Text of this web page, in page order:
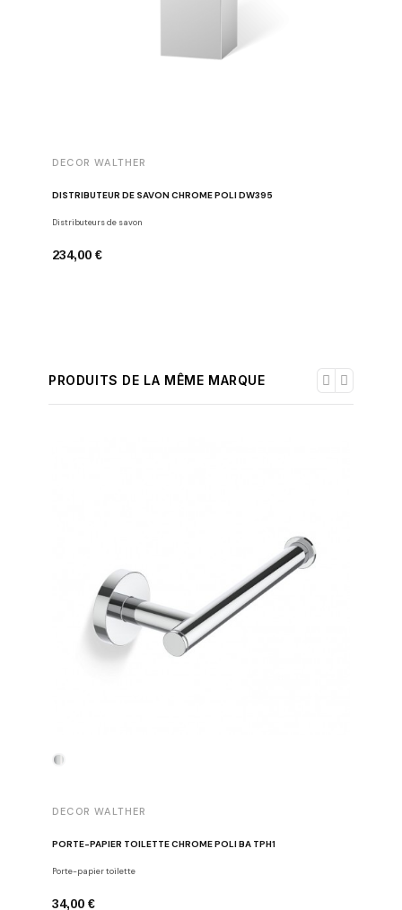
DECOR WALTHER
DISTRIBUTEUR DE SAVON CHROME POLI DW395
Distributeurs de savon
234,00 €
PRODUITS DE LA MÊME MARQUE
DECOR WALTHER
PORTE-PAPIER TOILETTE CHROME POLI BA TPH1
Porte-papier toilette
34,00 €